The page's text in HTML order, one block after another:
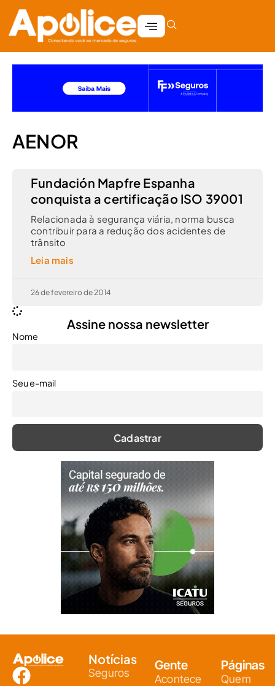
AENOR
Fundación Mapfre Espanha
conquista a certificação ISO 39001
Relacionada à segurança viária, norma busca
contribuir para a redução dos acidentes de
trânsito
Leia mais
26 de fevereiro de 2014
Assine nossa newsletter
Nome
Seu e-mail
Notícias
Seguros
Gente
Acontece
Páginas
Quem